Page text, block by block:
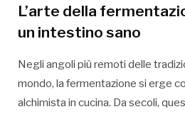
L’arte della
un intestino sano
Negli angoli più remoti delle
mondo, la fermentazione si erge
alchimista in cucina. Da secoli,